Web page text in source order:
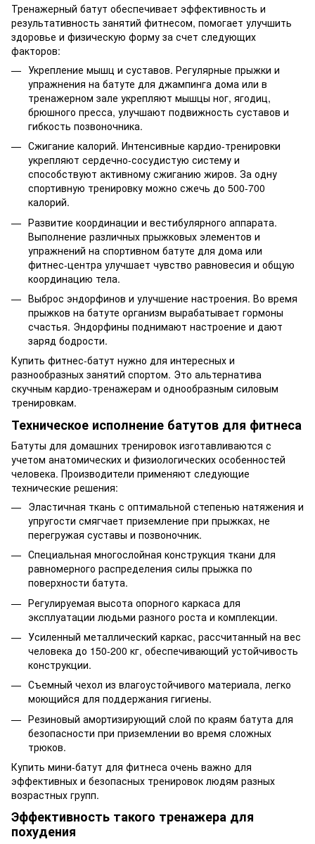
Тренажерный батут обеспечивает эффективность и
результативность занятий фитнесом, помогает улучшить
здоровье и физическую форму за счет следующих
факторов:
Укрепление мышц и суставов. Регулярные прыжки и
упражнения на батуте для джампинга дома или в
тренажерном зале укрепляют мышцы ног, ягодиц,
брюшного пресса, улучшают подвижность суставов и
гибкость позвоночника.
Сжигание калорий. Интенсивные кардио-тренировки
укрепляют сердечно-сосудистую систему и
способствуют активному сжиганию жиров. За одну
спортивную тренировку можно сжечь до 500-700
калорий.
Развитие координации и вестибулярного аппарата.
Выполнение различных прыжковых элементов и
упражнений на спортивном батуте для дома или
фитнес-центра улучшает чувство равновесия и общую
координацию тела.
Выброс эндорфинов и улучшение настроения. Во время
прыжков на батуте организм вырабатывает гормоны
счастья. Эндорфины поднимают настроение и дают
заряд бодрости.
Купить фитнес-батут нужно для интересных и
разнообразных занятий спортом. Это альтернатива
скучным кардио-тренажерам и однообразным силовым
тренировкам.
Техническое исполнение батутов для фитнеса
Батуты для домашних тренировок изготавливаются с
учетом анатомических и физиологических особенностей
человека. Производители применяют следующие
технические решения:
Эластичная ткань с оптимальной степенью натяжения и
упругости смягчает приземление при прыжках, не
перегружая суставы и позвоночник.
Специальная многослойная конструкция ткани для
равномерного распределения силы прыжка по
поверхности батута.
Регулируемая высота опорного каркаса для
эксплуатации людьми разного роста и комплекции.
Усиленный металлический каркас, рассчитанный на вес
человека до 150-200 кг, обеспечивающий устойчивость
конструкции.
Съемный чехол из влагоустойчивого материала, легко
моющийся для поддержания гигиены.
Резиновый амортизирующий слой по краям батута для
безопасности при приземлении во время сложных
трюков.
Купить мини-батут для фитнеса очень важно для
эффективных и безопасных тренировок людям разных
возрастных групп.
Эффективность такого тренажера для
похудения